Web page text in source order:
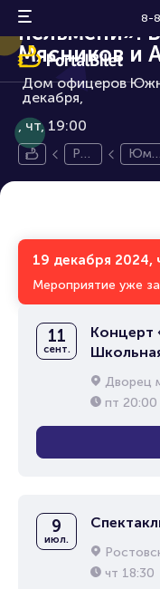
8-
пельмени».
Мясников и
Дом офицеров
декабря,
чт, 19:00
Ро
ну
Юмо
19 декабря 2024,
Мероприятие уже
11
сент.
Концерт
Дворец
пт 20:00
9
июл.
чт 18:30